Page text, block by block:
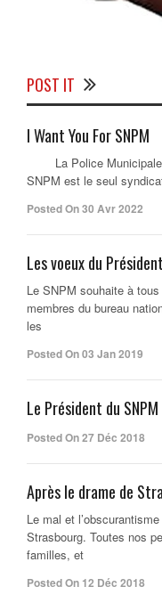
POST IT
I Want You For SNPM
La Police Municipale
SNPM est le seul
Posted On 30 Avr 2022
Les voeux du
Le SNPM souhaite à
membres du bureau
les
Posted On 03 Jan 2019
Le Président du
Posted On 27 Déc 2018
Après le drame de
Le mal et
Strasbourg. Toutes nos
familles, et
Posted On 12 Déc 2018